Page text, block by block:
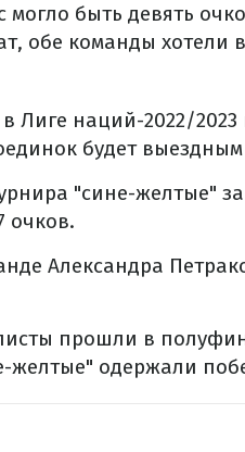
быть девять
обе команды хотели
Лиге наций-2022/
будет
"сине-желтые"
очков.
Александра
прошли в
одержали